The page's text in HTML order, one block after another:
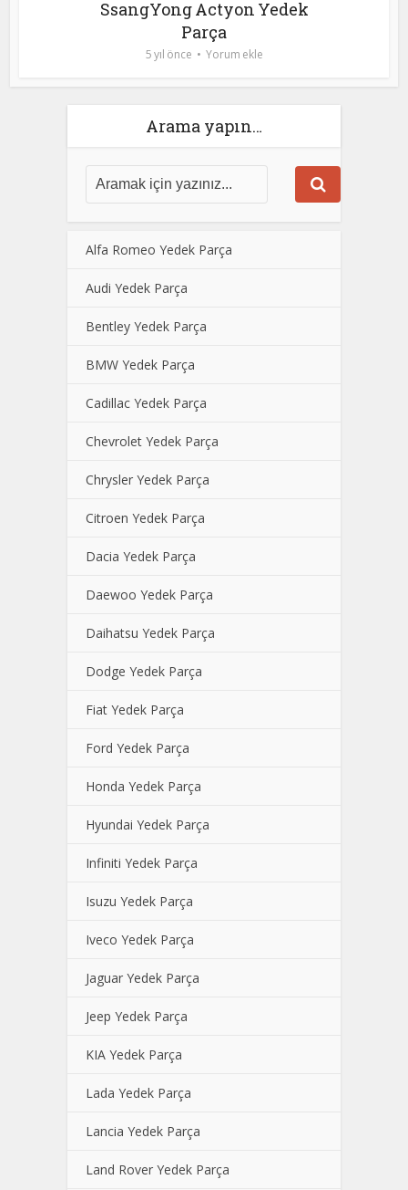
SsangYong Actyon Yedek
Parça
5 yıl önce Yorum ekle
Arama yapın…
Alfa Romeo Yedek Parça
Audi Yedek Parça
Bentley Yedek Parça
BMW Yedek Parça
Cadillac Yedek Parça
Chevrolet Yedek Parça
Chrysler Yedek Parça
Citroen Yedek Parça
Dacia Yedek Parça
Daewoo Yedek Parça
Daihatsu Yedek Parça
Dodge Yedek Parça
Fiat Yedek Parça
Ford Yedek Parça
Honda Yedek Parça
Hyundai Yedek Parça
Infiniti Yedek Parça
Isuzu Yedek Parça
Iveco Yedek Parça
Jaguar Yedek Parça
Jeep Yedek Parça
KIA Yedek Parça
Lada Yedek Parça
Lancia Yedek Parça
Land Rover Yedek Parça